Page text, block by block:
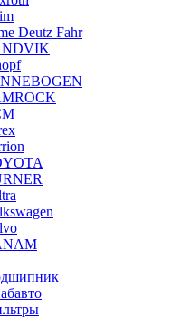
Deutz Fahr